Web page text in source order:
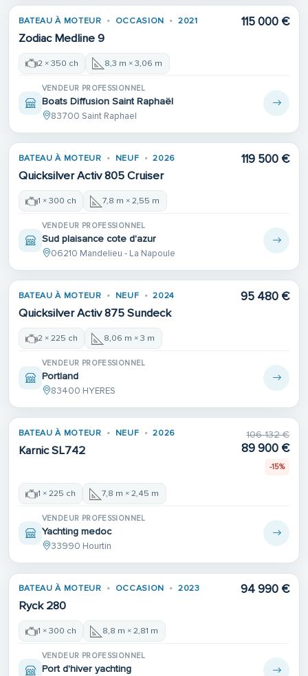
BATEAU À MOTEUR OCCASION 2021
Zodiac Medline 9
115 000 €
2 × 350 ch 8,3 m × 3,06 m
VENDEUR PROFESSIONNEL
Boats Diffusion Saint Raphaël
83700 Saint Raphael
BATEAU À MOTEUR NEUF 2026
Quicksilver Activ 805 Cruiser
119 500 €
1 × 300 ch 7,8 m × 2,55 m
VENDEUR PROFESSIONNEL
Sud plaisance cote d'azur
06210 Mandelieu - La Napoule
BATEAU À MOTEUR NEUF 2024
Quicksilver Activ 875 Sundeck
95 480 €
2 × 225 ch 8,06 m × 3 m
VENDEUR PROFESSIONNEL
Portland
83400 HYERES
BATEAU À MOTEUR NEUF 2026
Karnic SL742
106 132 €
89 900 €
-15%
1 × 225 ch 7,8 m × 2,45 m
VENDEUR PROFESSIONNEL
Yachting medoc
33990 Hourtin
BATEAU À MOTEUR OCCASION 2023
Ryck 280
94 990 €
1 × 300 ch 8,8 m × 2,81 m
VENDEUR PROFESSIONNEL
Port d'hiver yachting